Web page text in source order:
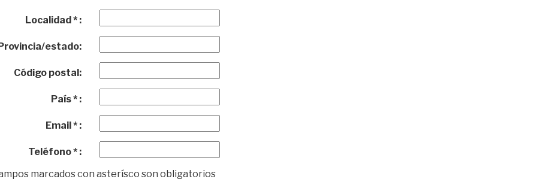
Localidad * :
estado:
Código postal:
País * :
Email * :
Teléfono * :
marcados con asterísco son obligatorios